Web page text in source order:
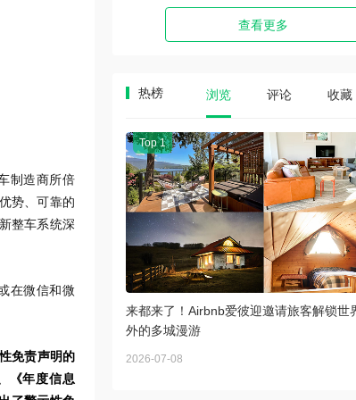
制造商所倍
势、可靠的
整车系统深
在微信和微
免责声明的
《年度信息
查看更多
热榜 浏览 评论 收藏
Top 1
来都来了！Airbnb爱彼迎邀请旅客解锁世
外的多城漫游
2026-07-08